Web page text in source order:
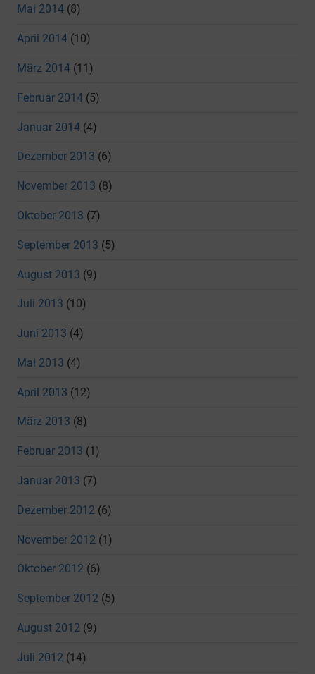
Mai 2014 (8)
April 2014 (10)
März 2014 (11)
Februar 2014 (5)
Januar 2014 (4)
Dezember 2013 (6)
November 2013 (8)
Oktober 2013 (7)
September 2013 (5)
August 2013 (9)
Juli 2013 (10)
Juni 2013 (4)
Mai 2013 (4)
April 2013 (12)
März 2013 (8)
Februar 2013 (1)
Januar 2013 (7)
Dezember 2012 (6)
November 2012 (1)
Oktober 2012 (6)
September 2012 (5)
August 2012 (9)
Juli 2012 (14)